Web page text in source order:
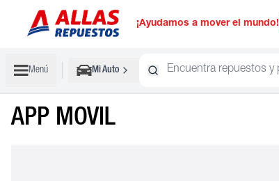
¡Ayudamos a mover el mundo!
Menú Mi Auto
APP MOVIL